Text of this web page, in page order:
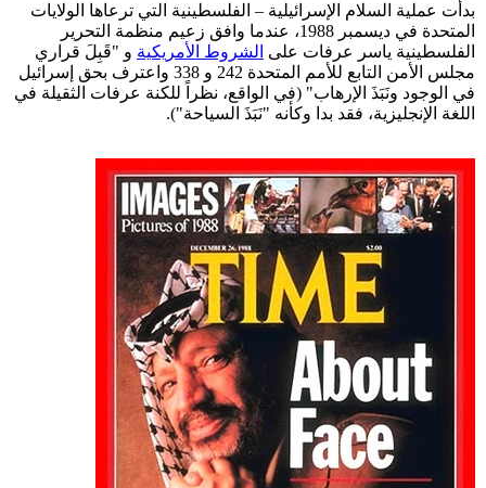
بدأت عملية السلام الإسرائيلية – الفلسطينية التي ترعاها الولايات
المتحدة في ديسمبر 1988، عندما وافق زعيم منظمة التحرير
الفلسطينية ياسر عرفات على الشروط الأمريكية و "قَبِلَ قراري
مجلس الأمن التابع للأمم المتحدة 242 و 338 واعترف بحق إسرائيل
في الوجود ونَبَذَ الإرهاب" (في الواقع، نظراً للكنة عرفات الثقيلة في
اللغة الإنجليزية، فقد بدا وكأنه "نَبَذَ السياحة").